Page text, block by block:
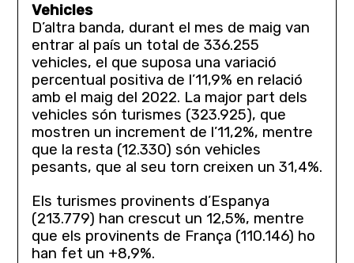
Vehicles
D’altra banda, durant el mes de maig van
entrar al país un total de 336.255
vehicles, el que suposa una variació
percentual positiva de l’11,9% en relació
amb el maig del 2022. La major part dels
vehicles són turismes (323.925), que
mostren un increment de l’11,2%, mentre
que la resta (12.330) són vehicles
pesants, que al seu torn creixen un 31,4%.
Els turismes provinents d’Espanya
(213.779) han crescut un 12,5%, mentre
que els provinents de França (110.146) ho
han fet un +8,9%.